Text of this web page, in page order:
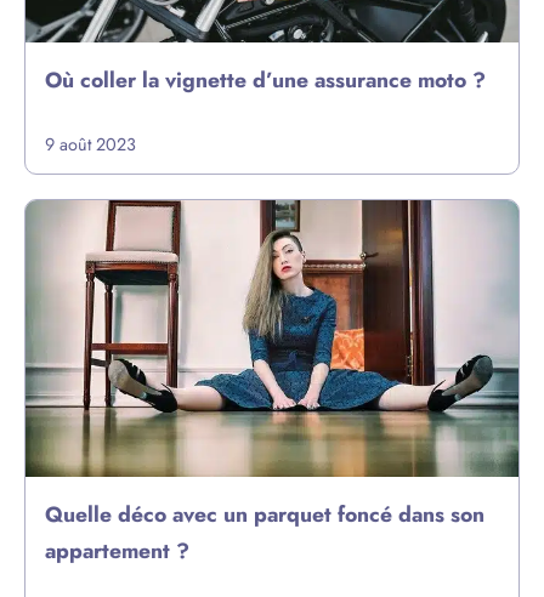
Où coller la vignette d’une assurance moto ?
9 août 2023
Quelle déco avec un parquet foncé dans son
appartement ?